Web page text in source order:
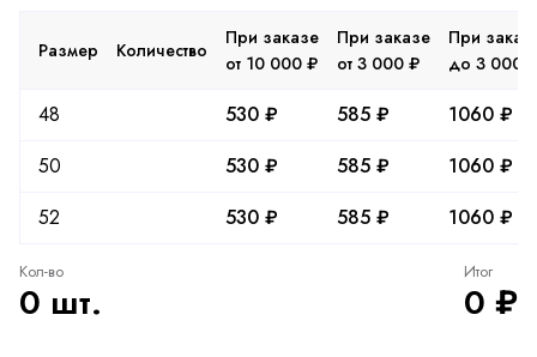
Размер Количество
При заказе
от 10 000 ₽
При заказе
от 3 000 ₽
При
до 3 000 ₽
48 530 ₽ 585 ₽
1060 ₽
50
530 ₽ 585 ₽
1060 ₽
52
530 ₽ 585 ₽ 1060 ₽
Кол-во
0 шт.
Итог
0 ₽